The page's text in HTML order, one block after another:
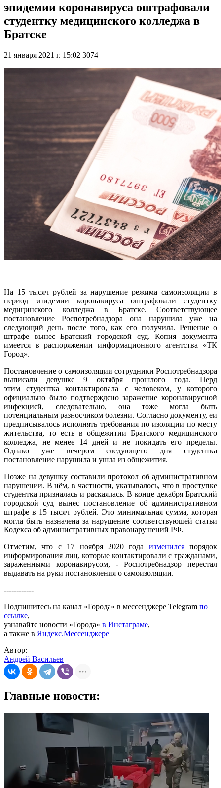
эпидемии коронавируса оштрафовали
студентку медицинского колледжа в
Братске
21 января 2021 г. 15:02 3074
На 15 тысяч рублей за нарушение режима самоизоляции в
период эпидемии коронавируса оштрафовали студентку
медицинского колледжа в Братске. Соответствующее
постановление Роспотребнадзора она нарушила уже на
следующий день после того, как его получила. Решение о
штрафе вынес Братский городской суд. Копия документа
имеется в распоряжении информационного агентства «ТК
Город».
Постановление о самоизоляции сотрудники Роспотребнадзора
выписали девушке 9 октября прошлого года. Перд
этим студентка контактировала с человеком, у которого
официально было подтверждено заражение коронавирусной
инфекцией, следовательно, она тоже могла быть
потенциальным разносчиком болезни. Согласно документу, ей
предписывалось исполнять требования по изоляции по месту
жительства, то есть в общежитии Братского медицинского
колледжа, не менее 14 дней и не покидать его пределы.
Однако уже вечером следующего дня студентка
постановление нарушила и ушла из общежития.
Позже на девушку составили протокол об административном
нарушении. В нём, в частности, указывалось, что в проступке
студентка призналась и раскаялась. В конце декабря Братский
городской суд вынес постановление об административном
штрафе в 15 тысяч рублей. Это минимальная сумма, которая
могла быть назначена за нарушение соответствующей статьи
Кодекса об административных правонарушений РФ.
Отметим, что с 17 ноября 2020 года изменилсяпорядок
информирования лиц, которые контактировали с гражданами,
зараженными коронавирусом, - Роспотребнадзор перестал
выдавать на руки постановления о самоизоляции.
------------
Подпишитесь на канал «Города» в мессенджере Telegram по
ссылке,
узнавайте новости «Города» в Инстаграме,
а также в Яндекс.Мессенджере.
Автор:
Андрей Васильев
Главные новости: